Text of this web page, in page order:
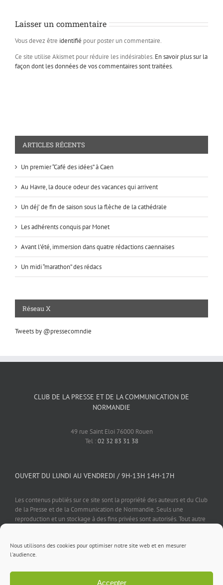
Nous utilisons des cookies pour optimiser notre site web et en mesurer
l'audience.
Accepter
Laisser un commentaire
Vous devez être identifié pour poster un commentaire.
Ce site utilise Akismet pour réduire les indésirables. En savoir plus sur la
façon dont les données de vos commentaires sont traitées.
ARTICLES RÉCENTS
Un premier “Café des idées” à Caen
Au Havre, la douce odeur des vacances qui arrivent
Un déj’ de fin de saison sous la flèche de la cathédrale
Les adhérents conquis par Monet
Avant l’été, immersion dans quatre rédactions caennaises
Un midi “marathon” des rédacs
Réseau X
Tweets by @pressecomndie
CLUB DE LA PRESSE ET DE LA COMMUNICATION DE
NORMANDIE
49 rue Saint Eloi 76000 Rouen
Tel :02 32 83 31 38
OUVERT DU LUNDI AU VENDREDI / 9H-13H 14H-17H
Les contenus publiés sur ce site sont la propriété des auteurs et du Club
de la Presse et de la Communication de Normandie. Seuls une
reproduction et un stockage à des fins privées sont autorisés. Tout autre